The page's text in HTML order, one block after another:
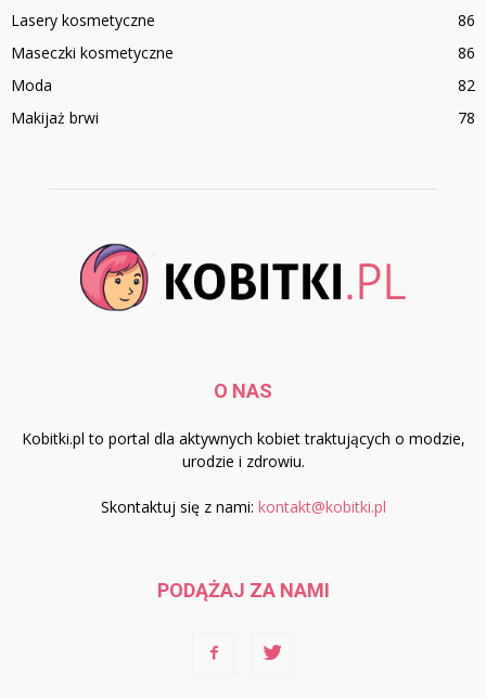
Lasery kosmetyczne
86
Maseczki kosmetyczne
86
Moda
82
Makijaż brwi
78
O NAS
Kobitki.pl to portal dla aktywnych kobiet traktujących o modzie,
urodzie i zdrowiu.
Skontaktuj się z nami: kontakt@kobitki.pl
PODĄŻAJ ZA NAMI